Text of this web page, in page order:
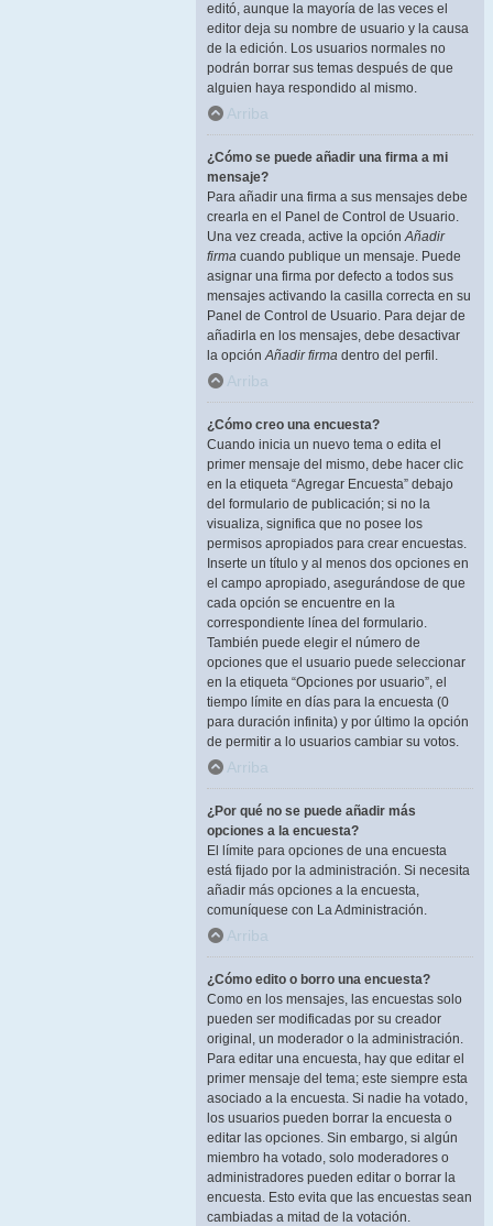
editó, aunque la mayoría de las veces el
editor deja su nombre de usuario y la causa
de la edición. Los usuarios normales no
podrán borrar sus temas después de que
alguien haya respondido al mismo.
Arriba
¿Cómo se puede añadir una firma a mi
mensaje?
Para añadir una firma a sus mensajes debe
crearla en el Panel de Control de Usuario.
Una vez creada, active la opciónAñadir
firma cuando publique un mensaje. Puede
asignar una firma por defecto a todos sus
mensajes activando la casilla correcta en su
Panel de Control de Usuario. Para dejar de
añadirla en los mensajes, debe desactivar
la opciónAñadir firma dentro del perfil.
Arriba
¿Cómo creo una encuesta?
Cuando inicia un nuevo tema o edita el
primer mensaje del mismo, debe hacer clic
en la etiqueta “Agregar Encuesta” debajo
del formulario de publicación; si no la
visualiza, significa que no posee los
permisos apropiados para crear encuestas.
Inserte un título y al menos dos opciones en
el campo apropiado, asegurándose de que
cada opción se encuentre en la
correspondiente línea del formulario.
También puede elegir el número de
opciones que el usuario puede seleccionar
en la etiqueta “Opciones por usuario”, el
tiempo límite en días para la encuesta (0
para duración infinita) y por último la opción
de permitir a lo usuarios cambiar su votos.
Arriba
¿Por qué no se puede añadir más
opciones a la encuesta?
El límite para opciones de una encuesta
está fijado por la administración. Si necesita
añadir más opciones a la encuesta,
comuníquese con La Administración.
Arriba
¿Cómo edito o borro una encuesta?
Como en los mensajes, las encuestas solo
pueden ser modificadas por su creador
original, un moderador o la administración.
Para editar una encuesta, hay que editar el
primer mensaje del tema; este siempre esta
asociado a la encuesta. Si nadie ha votado,
los usuarios pueden borrar la encuesta o
editar las opciones. Sin embargo, si algún
miembro ha votado, solo moderadores o
administradores pueden editar o borrar la
encuesta. Esto evita que las encuestas sean
cambiadas a mitad de la votación.